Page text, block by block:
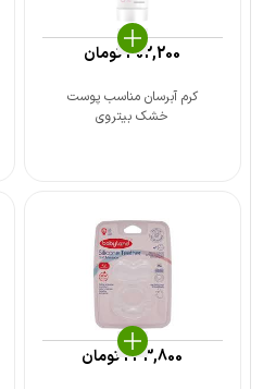
کرم آبرسان مناسب پوست
خشک بیتروی
302,200تومان
233,800تومان